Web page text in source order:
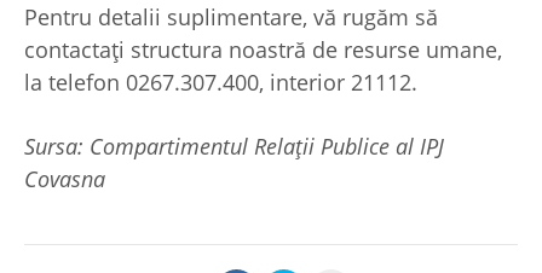
Pentru detalii suplimentare, vă rugăm să
contactați structura noastră de resurse umane,
la telefon 0267.307.400, interior 21112.
Sursa: Compartimentul Relații Publice al IPJ
Covasna